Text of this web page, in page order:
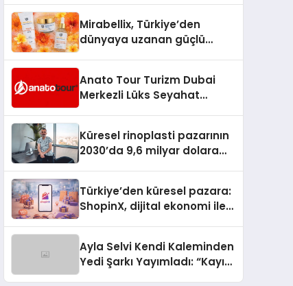
Mirabellix, Türkiye’den
dünyaya uzanan güçlü
Anato Tour Turizm Dubai
Merkezli Lüks Seyahat
Küresel rinoplasti pazarının
2030’da 9,6 milyar dolara
Türkiye’den küresel pazara:
ShopinX, dijital ekonomi ile
Ayla Selvi Kendi Kaleminden
Yedi Şarkı Yayımladı: “Kayıp